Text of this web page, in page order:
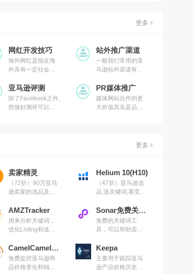
更多
网红开发技巧
海外网红是指在海
外具有一定社会影
其因某个事件或者
某个行为而被网民
关注，或是长期持
站外推广渠道
一般我们常用的亚
马逊站外渠道有以
（Facebook/Reddit
/Whatsapp/Telegra
m） 2.Deal站促销
亚马逊评测
除了Facebook之外,
想做好测评可以试
PR媒体推广
媒体网站合作的更
大价值其实是品牌
更多
卖家精灵
（72折）90万亚马
逊卖家的选品及关
马逊数据选品分析,
关键词挖掘工具
Helium 10(H10)
（47折）亚马逊选
品,选关键词,看竞品
做市场调研,有H10
就够了（现支持沃
尔玛）
AMZTracker
用来分析关键词，
优化Listing和送样
Sonar免费关键词工具
免费的关键词工
具，可以帮助卖家
和变体词，并了解
其搜索量和竞争程
度
CamelCamelCamel
免费监控亚马逊商
品价格变化和销售
Keepa
主要用于跟踪亚马
逊产品价格历史和